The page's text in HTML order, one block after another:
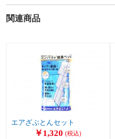
関連商品
エアざぶとんセット
￥1,320(税込)